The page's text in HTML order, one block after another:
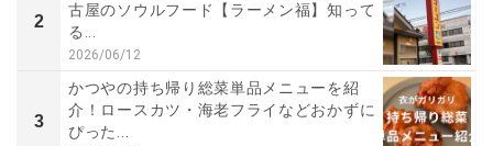
2
古屋のソウルフード【ラーメン福】知って
る...
2026/06/12
3
かつやの持ち帰り総菜単品メニューを紹
介！ロースカツ・海老フライなどおかずに
ぴった...